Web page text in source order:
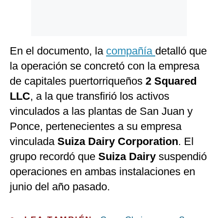
En el documento, la compañía detalló que
la operación se concretó con la empresa
de capitales puertorriqueños 2 Squared
LLC, a la que transfirió los activos
vinculados a las plantas de San Juan y
Ponce, pertenecientes a su empresa
vinculada Suiza Dairy Corporation. El
grupo recordó que Suiza Dairy suspendió
operaciones en ambas instalaciones en
junio del año pasado.